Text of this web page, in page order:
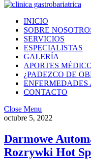
INICIO
SOBRE
SERVICIOS
ESPECIALISTAS
GALERÍA
APORTES
¿PADEZCO DE
CONTACTO
Close Menu
octubre 5, 2022
Darmowe
Rozrywki Hot